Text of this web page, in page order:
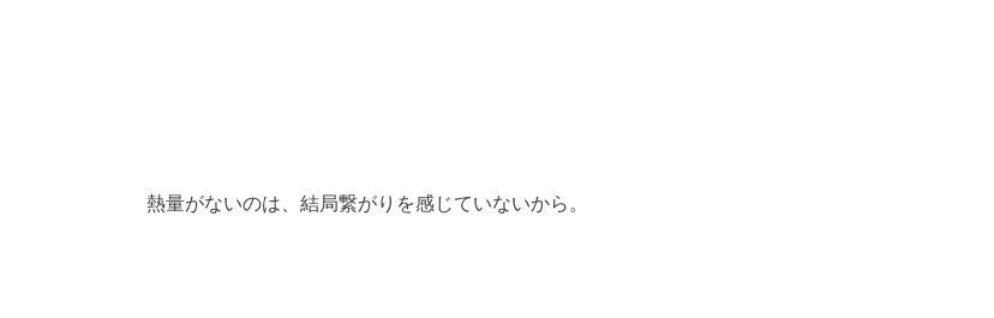
熱量がないのは、結局繋がりを感じていないから。